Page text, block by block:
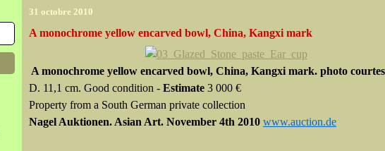
31 octobre 2010
A monochrome yellow encarved bowl, China, Kangxi mark
A monochrome yellow encarved bowl, China, Kangxi mark. photo
D. 11,1 cm. Good condition - Estimate 3 000 €
Property from a South German private collection
Nagel Auktionen. Asian Art. November 4th 2010 www.auction.de